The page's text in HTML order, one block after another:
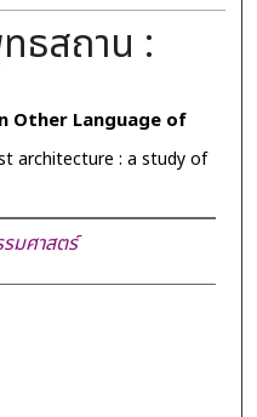
ธสถาน :
Other Language of
architecture : a study of
มศาสตร์